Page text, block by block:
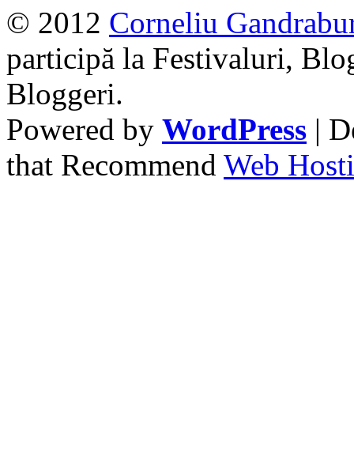
© 2012 Corneliu
participă la Festivaluri,
Bloggeri.
Powered by WordPress |
that Recommend Web